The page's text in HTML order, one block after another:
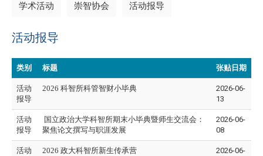
学术活动 崇智协会 活动报导
活动报导
类别 标题 张贴日期
活动
报导
2026 科智所科管智财小毕典
2026-06-
13
活动
报导
国立政治大学科智所期末小毕典暨师生交流会：
聚焦论文撰写与职涯发展
2026-06-
08
活动
2026 政大科智所新生传承营
2026-06-